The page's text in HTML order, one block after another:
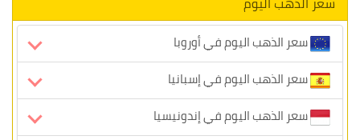
سعر الذهب اليوم في أوروبا
سعر الذهب اليوم في إسبانيا
سعر الذهب اليوم في إندونيسيا